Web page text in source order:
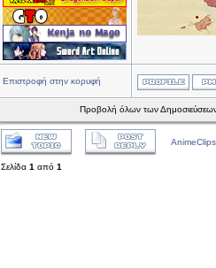
Επιστροφή στην κορυφή
Προβολή όλων των
Σελίδα 1 από 1